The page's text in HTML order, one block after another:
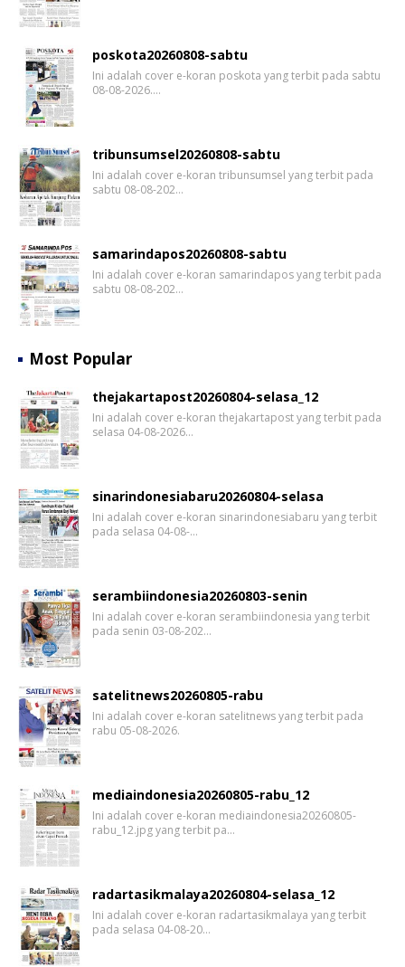
poskota20260808-sabtu
Ini adalah cover e-koran poskota yang terbit pada sabtu
08-08-2026.…
tribunsumsel20260808-sabtu
Ini adalah cover e-koran tribunsumsel yang terbit pada
sabtu 08-08-202…
samarindapos20260808-sabtu
Ini adalah cover e-koran samarindapos yang terbit pada
sabtu 08-08-202…
Most Popular
thejakartapost20260804-selasa_12
Ini adalah cover e-koran thejakartapost yang terbit pada
selasa 04-08-2026…
sinarindonesiabaru20260804-selasa
Ini adalah cover e-koran sinarindonesiabaru yang terbit
pada selasa 04-08-…
serambiindonesia20260803-senin
Ini adalah cover e-koran serambiindonesia yang terbit
pada senin 03-08-202…
satelitnews20260805-rabu
Ini adalah cover e-koran satelitnews yang terbit pada
rabu 05-08-2026.
mediaindonesia20260805-rabu_12
Ini adalah cover e-koran mediaindonesia20260805-
rabu_12.jpg yang terbit pa…
radartasikmalaya20260804-selasa_12
Ini adalah cover e-koran radartasikmalaya yang terbit
pada selasa 04-08-20…